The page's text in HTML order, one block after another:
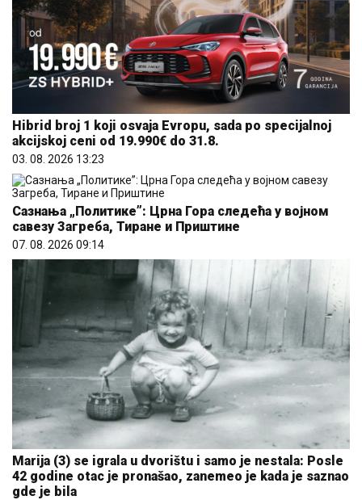
Hibrid broj 1 koji osvaja Evropu, sada po specijalnoj
akcijskoj ceni od 19.990€ do 31.8.
03. 08. 2026 13:23
Сазнања „Политике”: Црна Гора следећа у војном
савезу Загреба, Тиране и Приштине
07. 08. 2026 09:14
Marija (3) se igrala u dvorištu i samo je nestala: Posle
42 godine otac je pronašao, zanemeo je kada je saznao
gde je bila